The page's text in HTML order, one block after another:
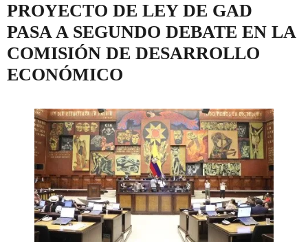
PROYECTO DE LEY DE GAD
PASA A SEGUNDO DEBATE EN LA
COMISIÓN DE DESARROLLO
ECONÓMICO